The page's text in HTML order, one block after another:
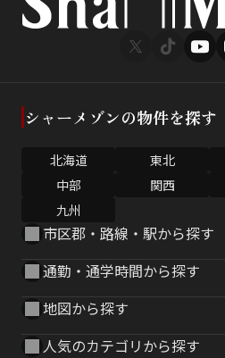
シャーメゾンの物件を探す
北海道 東北
中部
関西
九州
市区郡・路線・駅から探す
通勤・通学時間から探す
地図から探す
人気のカテゴリから探す